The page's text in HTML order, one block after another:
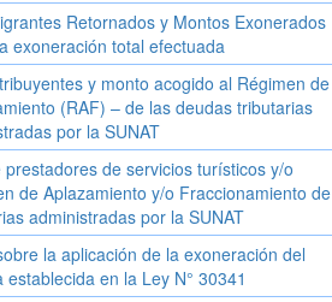
Retornados y Montos Exonerados
exoneración total efectuada
y monto acogido al Régimen de
(RAF) – de las deudas tributarias
por la SUNAT
de servicios turísticos y/o
de Aplazamiento y/o Fraccionamiento de
administradas por la SUNAT
la aplicación de la exoneración del
en la Ley N° 30341